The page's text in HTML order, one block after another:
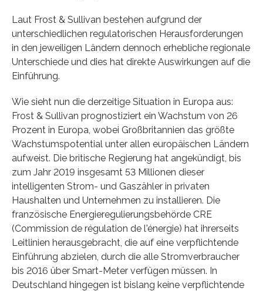
Laut Frost & Sullivan bestehen aufgrund der
unterschiedlichen regulatorischen Herausforderungen
in den jeweiligen Ländern dennoch erhebliche regionale
Unterschiede und dies hat direkte Auswirkungen auf die
Einführung.
Wie sieht nun die derzeitige Situation in Europa aus:
Frost & Sullivan prognostiziert ein Wachstum von 26
Prozent in Europa, wobei Großbritannien das größte
Wachstumspotential unter allen europäischen Ländern
aufweist. Die britische Regierung hat angekündigt, bis
zum Jahr 2019 insgesamt 53 Millionen dieser
intelligenten Strom- und Gaszähler in privaten
Haushalten und Unternehmen zu installieren. Die
französische Energieregulierungsbehörde CRE
(Commission de régulation de l'énergie) hat ihrerseits
Leitlinien herausgebracht, die auf eine verpflichtende
Einführung abzielen, durch die alle Stromverbraucher
bis 2016 über Smart-Meter verfügen müssen. In
Deutschland hingegen ist bislang keine verpflichtende